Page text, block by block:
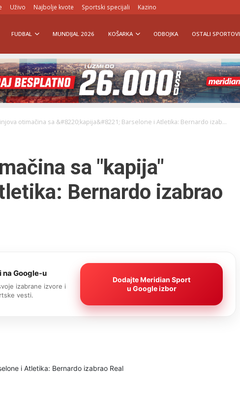
Uživo Najbolje kvote Sportski specijali Kazino
FUDBAL MUNDIJAL 2026 KOŠARKA ODBOJKA OSTALI SPORTOVI
otimačina sa &#8220;kapija&#8221; Barselone i Atletika: Bernardo izab...
sa "kapija"
Bernardo izabrao
na Google-u
izabrane izvore i
vesti.
Dodajte Meridian Sport
u Google izbor